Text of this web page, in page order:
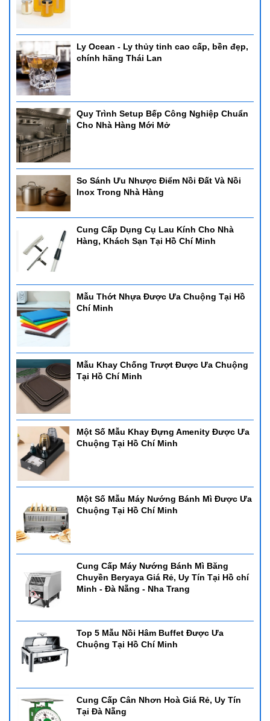
Ly Ocean - Ly thủy tinh cao cấp, bền đẹp,
chính hãng Thái Lan
Quy Trình Setup Bếp Công Nghiệp Chuẩn
Cho Nhà Hàng Mới Mở
So Sánh Ưu Nhược Điểm Nồi Đất Và Nồi
Inox Trong Nhà Hàng
Cung Cấp Dụng Cụ Lau Kính Cho Nhà
Hàng, Khách Sạn Tại Hồ Chí Minh
Mẫu Thớt Nhựa Được Ưa Chuộng Tại Hồ
Chí Minh
Mẫu Khay Chống Trượt Được Ưa Chuộng
Tại Hồ Chí Minh
Một Số Mẫu Khay Đựng Amenity Được Ưa
Chuộng Tại Hồ Chí Minh
Một Số Mẫu Máy Nướng Bánh Mì Được Ưa
Chuộng Tại Hồ Chí Minh
Cung Cấp Máy Nướng Bánh Mì Băng
Chuyền Beryaya Giá Rẻ, Uy Tín Tại Hồ chí
Minh - Đà Nẵng - Nha Trang
Top 5 Mẫu Nồi Hâm Buffet Được Ưa
Chuộng Tại Hồ Chí Minh
Cung Cấp Cân Nhơn Hoà Giá Rẻ, Uy Tín
Tại Đà Nẵng